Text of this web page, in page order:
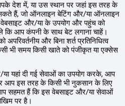
देश में, या उस स्थान पर जहां इस तरह के
सकते हैं, जो ऑनलाइन बेटिंग और/या ऑनलाइन
वेबसाइट और/या के उपयोग और पहुंच को
कि आप कंपनी के साथ बेट लगाना चाहें।
और बिना शर्त प्रतिनिधित्व
भी समय किसी खाते को पंजीकृत या एक्सेस
यहां दी गई सेवाओं का उपयोग करके, आप
आप इस तरह के किसी भी नुकसान के लिए
आप सहमत हैं कि इस वेबसाइट और/या सेवाओं
पर है।